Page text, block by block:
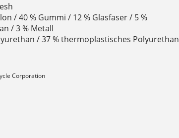
/ 40 % Gummi / 12 % Glasfaser / 5 %
/ 3 % Metall
/ 37 % thermoplastisches Polyurethan
Corporation